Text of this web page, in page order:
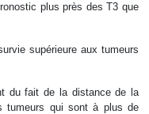
plus près des T3 que
supérieure aux tumeurs
du fait de la distance de la
tumeurs qui sont à plus de